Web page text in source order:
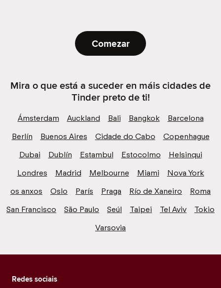
Comezar
Mira o que está a suceder en máis cidades de
Tinder preto de ti!
Ámsterdam Auckland Bali Bangkok
Barcelona
Berlín
Buenos Aires Cidade do Cabo
Copenhague
Dubai
Dublín Estambul Estocolmo
Helsinqui
Londres
Madrid Melbourne Miami
Nova York
os anxos
Oslo París Praga Río de Xaneiro
Roma
San Francisco
São Paulo Seúl Taipei Tel Aviv
Tokio
Varsovia
Redes sociais